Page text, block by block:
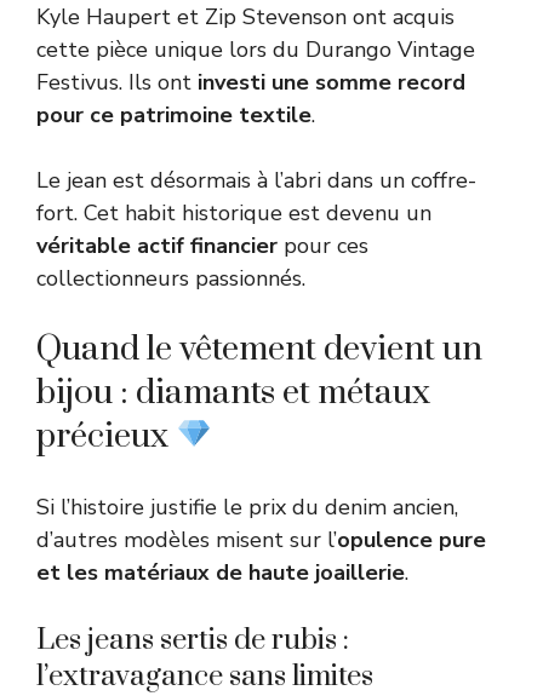
Kyle Haupert et Zip Stevenson ont acquis
cette pièce unique lors du Durango Vintage
Festivus. Ils ont investi une somme record
pour ce patrimoine textile.
Le jean est désormais à l’abri dans un coffre-
fort. Cet habit historique est devenu un
véritable actif financier pour ces
collectionneurs passionnés.
Quand le vêtement devient un
bijou : diamants et métaux
précieux
Si l’histoire justifie le prix du denim ancien,
d’autres modèles misent sur l’opulence pure
et les matériaux de haute joaillerie.
Les jeans sertis de rubis :
l’extravagance sans limites